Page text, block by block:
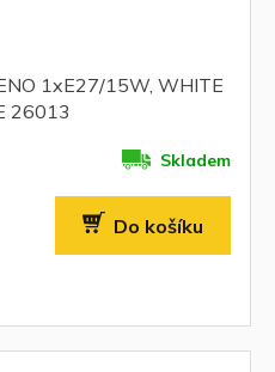
1xE27/15W, WHITE
26013
Skladem
Do košíku